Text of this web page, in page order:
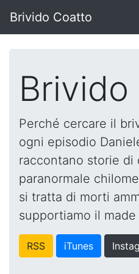
Brivido Coatto
Perché cercare il
ogni episodio
raccontano storie di
paranormale
si tratta di morti
supportiamo il made
RSS iTunes